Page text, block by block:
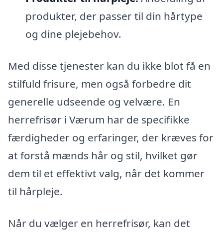
produkter, der passer til din hårtype
og dine plejebehov.
Med disse tjenester kan du ikke blot få en
stilfuld frisure, men også forbedre dit
generelle udseende og velvære. En
herrefrisør i Værum har de specifikke
færdigheder og erfaringer, der kræves for
at forstå mænds hår og stil, hvilket gør
dem til et effektivt valg, når det kommer
til hårpleje.
Når du vælger en herrefrisør, kan det